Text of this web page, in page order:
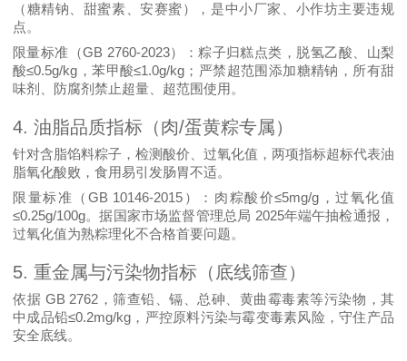
（糖精钠、甜蜜素、安赛蜜），是中小厂家、小作坊主要违规
点。
限量标准（GB 2760-2023）
：粽子归糕点类，脱氢乙酸、山梨
酸≤0.5g/kg ，苯甲酸≤1.0g/kg ； 严禁超范围添加糖精钠 ，所有甜
味剂、防腐剂禁止超量、超范围使用。
4. 油脂品质指标（肉/蛋黄粽专属）
针对含脂馅料粽子，检测酸价、过氧化值，两项指标超标代表油
脂氧化酸败，食用易引发肠胃不适。
限量标准（ GB 10146-2015 ） ：肉粽酸价≤5mg/g ，过氧化值
≤0.25g/100g。据 国家市场监督管理总局 2025年端午抽检通报 ，
过氧化值为熟粽理化不合格首要问题。
5. 重金属与污染物指标（底线筛查）
依据 GB 2762 ，筛查铅、镉、总砷、黄曲霉毒素等污染物，其
中成品铅≤0.2mg/kg ，严控原料污染与霉变毒素风险，守住产品
安全底线。